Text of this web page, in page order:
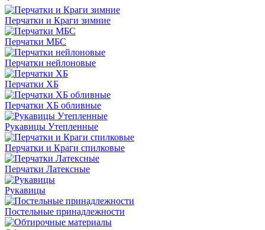
Перчатки и Краги зимние
Перчатки МБС
Перчатки нейлоновые
Перчатки ХБ
Перчатки ХБ обливные
Рукавицы Утепленные
Перчатки и Краги спилковые
Перчатки Латексные
Рукавицы
Постельные принадлежности